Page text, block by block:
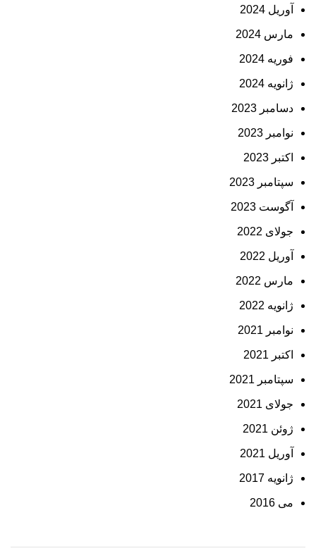
آوریل 2024
مارس 2024
فوریه 2024
ژانویه 2024
دسامبر 2023
نوامبر 2023
اکتبر 2023
سپتامبر 2023
آگوست 2023
جولای 2022
آوریل 2022
مارس 2022
ژانویه 2022
نوامبر 2021
اکتبر 2021
سپتامبر 2021
جولای 2021
ژوئن 2021
آوریل 2021
ژانویه 2017
می 2016